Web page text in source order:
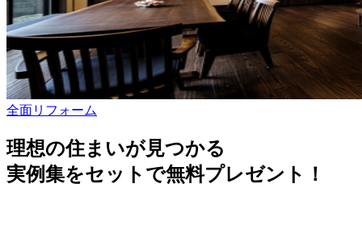
全面リフォーム
理想の住まいが見つかる
実例集をセットで無料プレゼント！